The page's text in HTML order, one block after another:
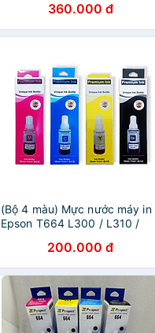
phun Epson - Hàng Chính
Hãng
360.000 đ
(Bộ 4 màu) Mực nước máy in
Epson T664 L300 / L310 /
L120 / L200 / L210 / L565 ... -
HÀNG NHẬP KHẨU
200.000 đ